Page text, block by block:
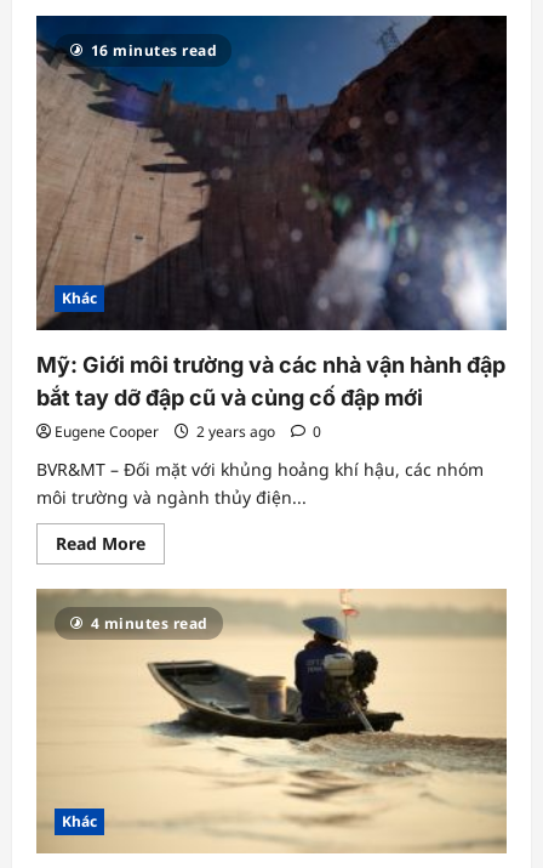
Trung
Quốc
chưa
thoát
khỏi
“cơn
say”
đập
lớn
16 minutes read
Khác
Mỹ: Giới môi trường và các nhà vận hành đập
bắt tay dỡ đập cũ và củng cố đập mới
Eugene Cooper 2 years ago 0
BVR&MT – Đối mặt với khủng hoảng khí hậu, các nhóm
môi trường và ngành thủy điện...
Read MoreRead
more
Mỹ:
Giới
môi
trường
và
các
nhà
hành
đập
bắt
đập
cũ
4 minutes read
Khác